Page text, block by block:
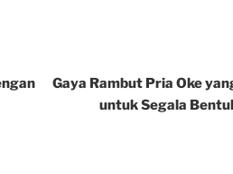
Gaya Rambut Pria Oke
untuk Segala